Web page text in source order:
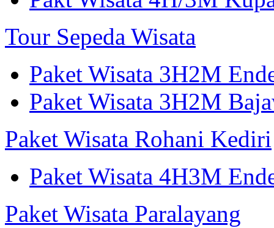
Tour Sepeda Wisata
Paket Wisata 3H2M
Paket Wisata 3H2M
Paket Wisata Rohani Kediri
Paket Wisata 4H3M
Paket Wisata Paralayang